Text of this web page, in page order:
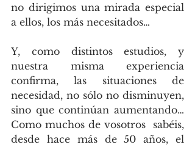
no dirigimos una mirada especial
a ellos, los más necesitados…
Y, como distintos estudios, y
nuestra misma experiencia
confirma, las situaciones de
necesidad, no sólo no disminuyen,
sino que continúan aumentando…
Como muchos de vosotros  sabéis,